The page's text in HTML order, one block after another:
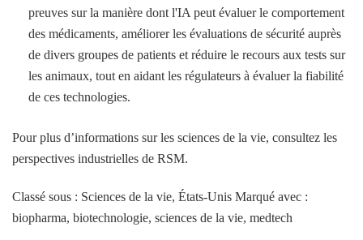
preuves sur la manière dont l'IA peut évaluer le comportement
des médicaments, améliorer les évaluations de sécurité auprès
de divers groupes de patients et réduire le recours aux tests sur
les animaux, tout en aidant les régulateurs à évaluer la fiabilité
de ces technologies.
Pour plus d’informations sur les sciences de la vie, consultez les
perspectives industrielles de RSM.
Classé sous : Sciences de la vie, États-Unis Marqué avec :
biopharma, biotechnologie, sciences de la vie, medtech